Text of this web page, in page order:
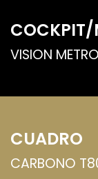
CUADRO
CARBONO
COCKPIT/
VISION